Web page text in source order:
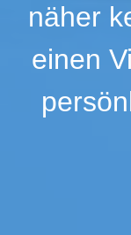
näher
einen